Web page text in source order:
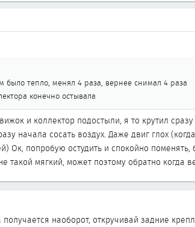
было тепло, менял 4 раза, вернее снимал 4 раза
конечно остывала
и коллектор подостыли, я то крутил
начала сосать воздух. Даже двиг глох
Ок, попробую остудить и спокойно
такой мягкий, может поэтому обратно когда
наоборот, откручивай задние